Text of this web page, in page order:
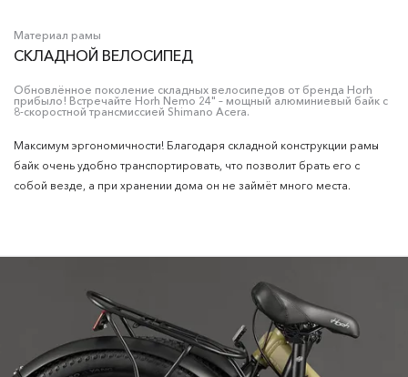
Материал рамы
СКЛАДНОЙ ВЕЛОСИПЕД
Обновлённое поколение складных велосипедов от бренда Horh
прибыло! Встречайте Horh Nemo 24" – мощный алюминиевый байк с
8-скоростной трансмиссией Shimano Acera.
Максимум эргономичности! Благодаря складной конструкции рамы
байк очень удобно транспортировать, что позволит брать его с
собой везде, а при хранении дома он не займёт много места.